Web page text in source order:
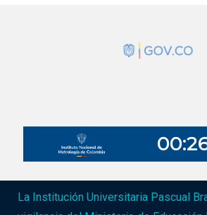
La Institución Universitaria Pascual